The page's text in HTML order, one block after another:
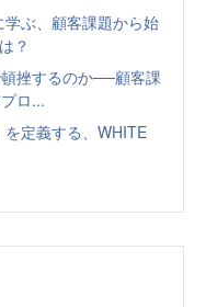
ぶ、顧客課題から始
？
挫するのか──顧客課
ロ...
定義する、WHITE